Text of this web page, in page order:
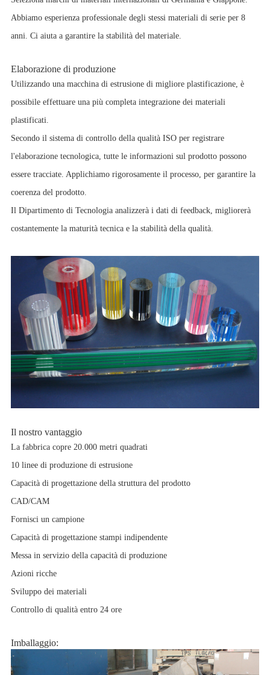
Abbiamo esperienza professionale degli stessi materiali di serie per 8
anni. Ci aiuta a garantire la stabilità del materiale.
Elaborazione di produzione
Utilizzando una macchina di estrusione di migliore plastificazione, è
possibile effettuare una più completa integrazione dei materiali
plastificati.
Secondo il sistema di controllo della qualità ISO per registrare
l'elaborazione tecnologica, tutte le informazioni sul prodotto possono
essere tracciate. Applichiamo rigorosamente il processo, per garantire la
coerenza del prodotto.
Il Dipartimento di Tecnologia analizzerà i dati di feedback, migliorerà
costantemente la maturità tecnica e la stabilità della qualità.
Il nostro vantaggio
La fabbrica copre 20.000 metri quadrati
10 linee di produzione di estrusione
Capacità di progettazione della struttura del prodotto
CAD/CAM
Fornisci un campione
Capacità di progettazione stampi indipendente
Messa in servizio della capacità di produzione
Azioni ricche
Sviluppo dei materiali
Controllo di qualità entro 24 ore
Imballaggio: